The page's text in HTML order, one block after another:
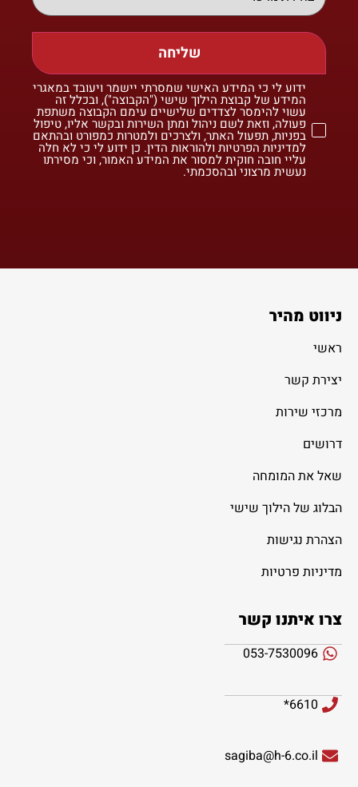
שליחה
ידוע לי כי המידע האישי שמסרתי יישמר ויעובד במאגרי
המידע של קבוצת הילוך שישי ("הקבוצה"), ובכלל זה
עשוי להימסר לצדדים שלישיים עימם הקבוצה משתפת
פעולה, וזאת לשם ניהול ומתן השירות ובקשר אליו, טיפול
בפניות, תפעול האתר, ולצרכים ולמטרות כמפורט ובהתאם
למדיניות הפרטיות ולהוראות הדין. כן ידוע לי כי לא חלה
עליי חובה חוקית למסור את המידע האמור, וכי מסירתו
נעשית מרצוני ובהסכמתי.
ניווט מהיר
ראשי
יצירת קשר
מרכזי שירות
דרושים
שאל את המומחה
הבלוג של הילוך שישי
הצהרת נגישות
מדיניות פרטיות
צרו איתנו קשר
053-7530096
6610*
sagiba@h-6.co.il